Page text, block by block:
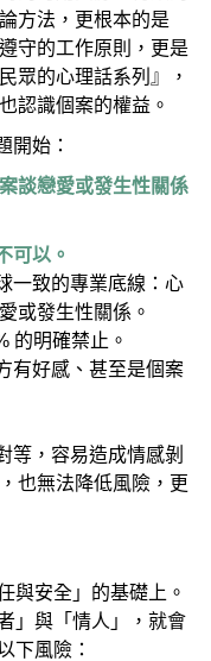
方法，更根本的是
守的工作原則，更是
眾的心理話系列』，
認識個案的權益。
始：
談戀愛或發生性關係
可以。
致的專業底線：心
或發生性關係。
明確禁止。
好感、甚至是個案
，容易造成情感剝
也無法降低風險，更
與安全」的基礎上。
」與「情人」，就會
下風險：